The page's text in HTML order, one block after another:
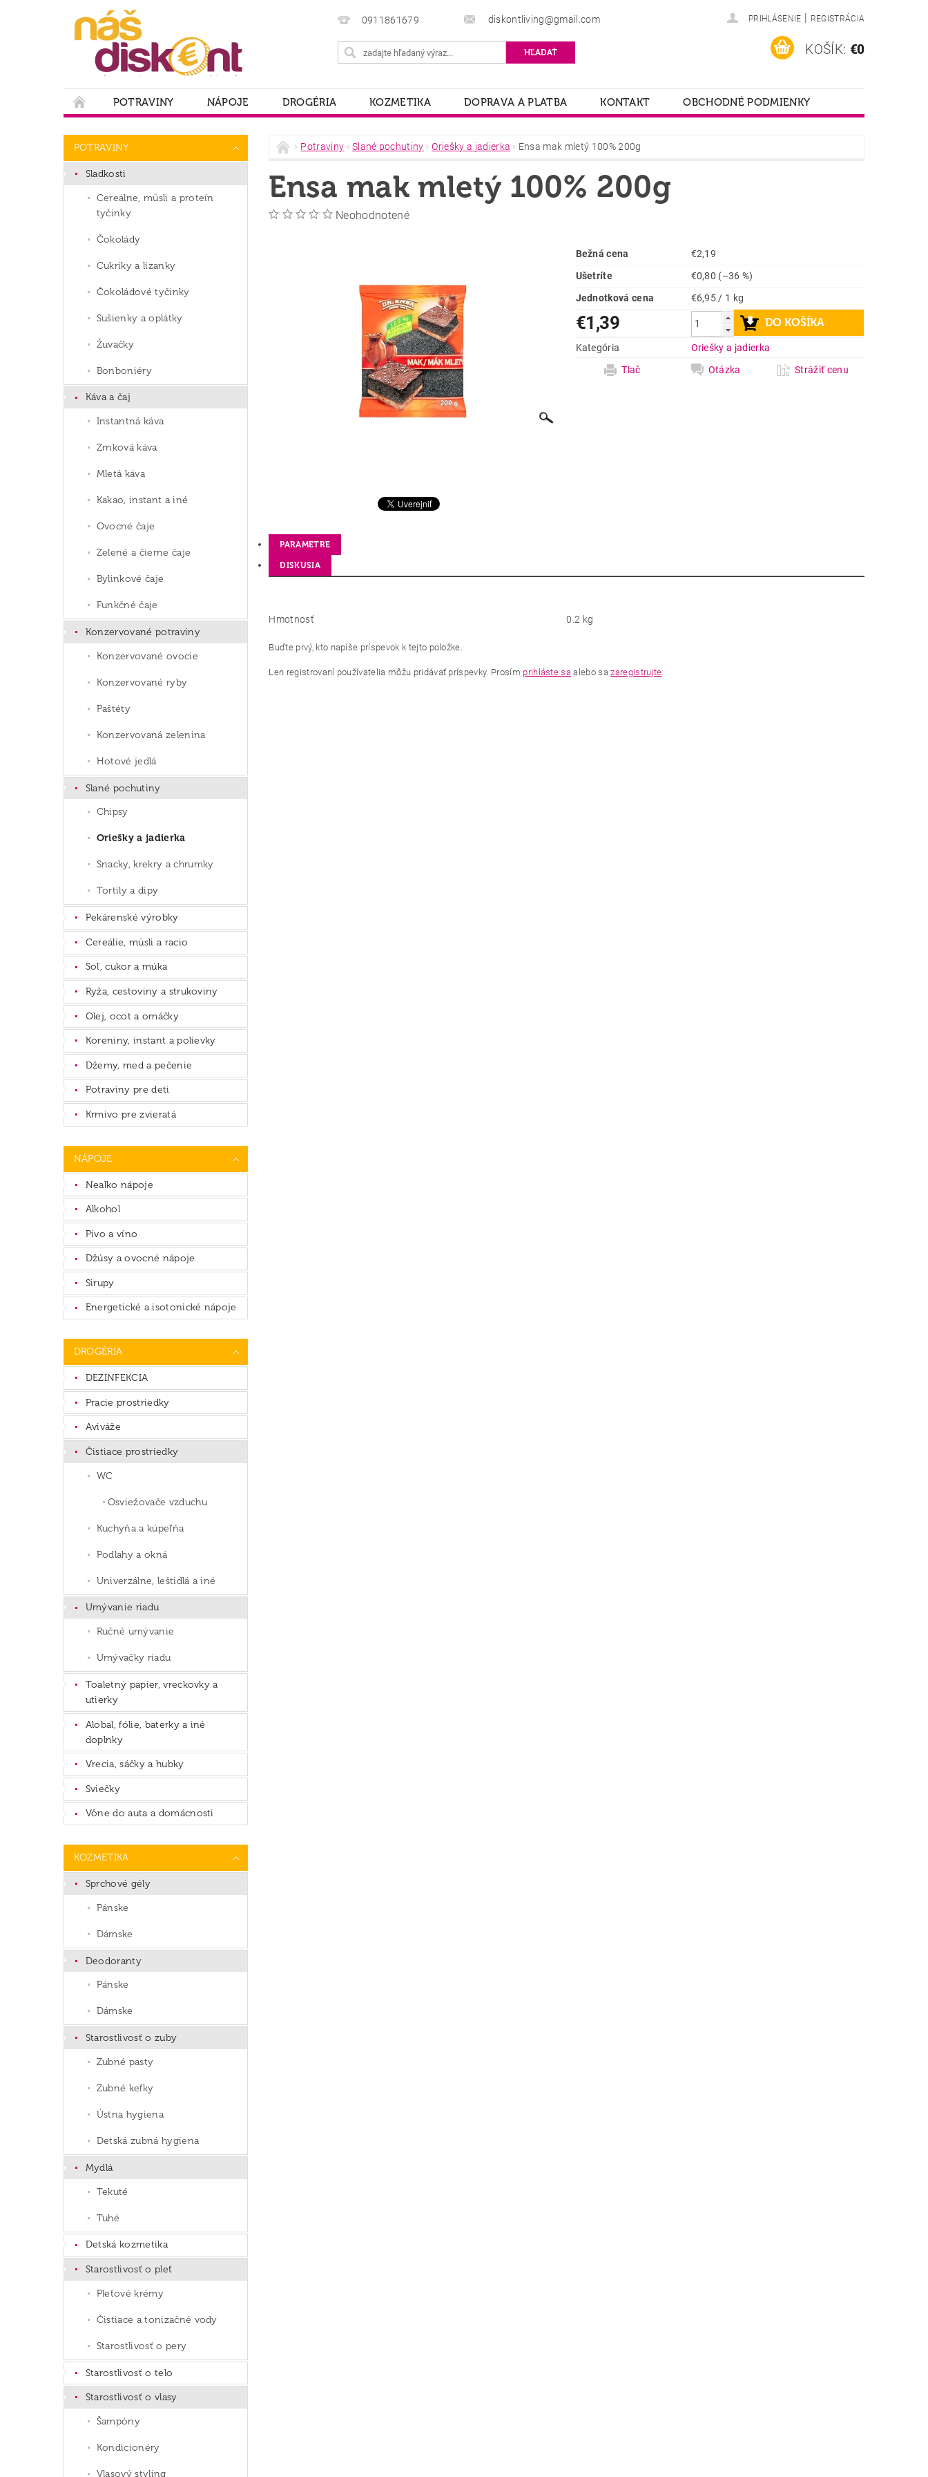
0911861679 diskontliving@gmail.com PRIHLÁSENIE | REGISTRÁCIA
KOŠÍK: €0
POTRAVINY NÁPOJE DROGÉRIA KOZMETIKA DOPRAVA A PLATBA KONTAKT
OBCHODNÉ PODMIENKY
POTRAVINY
Sladkosti
Cereálne, müsli a proteín
tyčinky
Čokolády
Cukríky a lízanky
Čokoládové tyčinky
Sušienky a oplátky
Žuvačky
Bonboniéry
Káva a čaj
Instantná káva
Zrnková káva
Mletá káva
Kakao, instant a iné
Ovocné čaje
Zelené a čierne čaje
Bylinkové čaje
Funkčné čaje
Konzervované potraviny
Konzervované ovocie
Konzervované ryby
Paštéty
Konzervovaná zelenina
Hotové jedlá
Slané pochutiny
Chipsy
Oriešky a jadierka
Snacky, krekry a chrumky
Tortily a dipy
Pekárenské výrobky
Cereálie, müsli a racio
Soľ, cukor a múka
Ryža, cestoviny a strukoviny
Olej, ocot a omáčky
Koreniny, instant a polievky
Džemy, med a pečenie
Potraviny pre deti
Krmivo pre zvieratá
NÁPOJE
Nealko nápoje
Alkohol
Pivo a víno
Džúsy a ovocné nápoje
Sirupy
Energetické a isotonické nápoje
DROGÉRIA
DEZINFEKCIA
Pracie prostriedky
Aviváže
Čistiace prostriedky
WC
Osviežovače vzduchu
Kuchyňa a kúpeľňa
Podlahy a okná
Univerzálne, leštidlá a iné
Umývanie riadu
Ručné umývanie
Umývačky riadu
Toaletný papier, vreckovky a
utierky
Alobal, fólie, baterky a iné
doplnky
Vrecia, sáčky a hubky
Sviečky
Vône do auta a domácnosti
KOZMETIKA
Sprchové gély
Pánske
Dámske
Deodoranty
Pánske
Dámske
Starostlivosť o zuby
Zubné pasty
Zubné kefky
Ústna hygiena
Detská zubná hygiena
Mydlá
Tekuté
Tuhé
Detská kozmetika
Starostlivosť o pleť
Pleťové krémy
Čistiace a tonizačné vody
Starostlivosť o pery
Starostlivosť o telo
Starostlivosť o vlasy
Šampóny
Kondicionéry
Vlasový styling
Potraviny Slané pochutiny Oriešky a jadierka Ensa mak mletý 100% 200g
Ensa mak mletý 100% 200g
Neohodnotené
Bežná cena
€2,19
Ušetríte
€0,80 (–36 %)
Jednotková cena
€6,95 / 1 kg
€1,39
Kategória
Oriešky a jadierka
Tlač
Otázka Strážiť cenu
PARAMETRE
DISKUSIA
Hmotnosť 0.2 kg
Buďte prvý, kto napíše príspevok k tejto položke.
Len registrovaní používatelia môžu pridávať príspevky. Prosím prihláste sa alebo sazaregistrujte.